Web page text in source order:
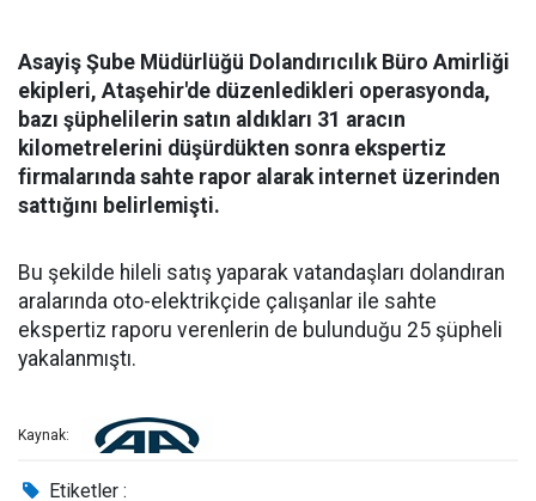
Asayiş Şube Müdürlüğü Dolandırıcılık Büro Amirliği
ekipleri, Ataşehir'de düzenledikleri operasyonda,
bazı şüphelilerin satın aldıkları 31 aracın
kilometrelerini düşürdükten sonra ekspertiz
firmalarında sahte rapor alarak internet üzerinden
sattığını belirlemişti.
Bu şekilde hileli satış yaparak vatandaşları dolandıran
aralarında oto-elektrikçide çalışanlar ile sahte
ekspertiz raporu verenlerin de bulunduğu 25 şüpheli
yakalanmıştı.
Kaynak:
Etiketler :